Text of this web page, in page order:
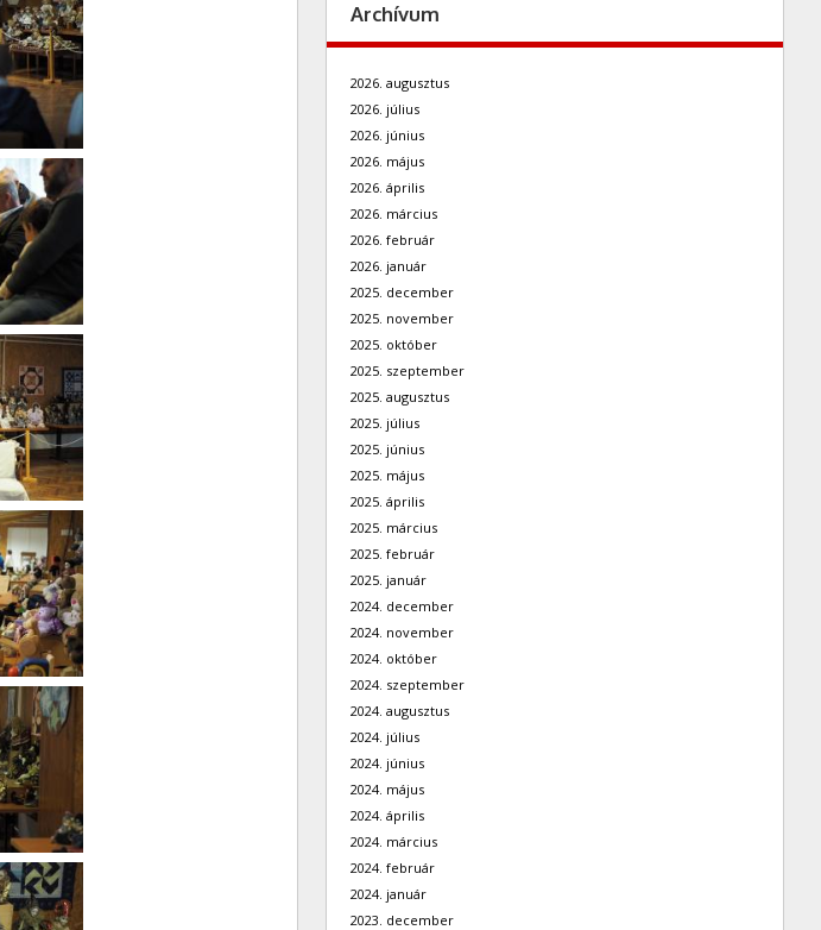
Archívum
2026. augusztus
2026. július
2026. június
2026. május
2026. április
2026. március
2026. február
2026. január
2025. december
2025. november
2025. október
2025. szeptember
2025. augusztus
2025. július
2025. június
2025. május
2025. április
2025. március
2025. február
2025. január
2024. december
2024. november
2024. október
2024. szeptember
2024. augusztus
2024. július
2024. június
2024. május
2024. április
2024. március
2024. február
2024. január
2023. december